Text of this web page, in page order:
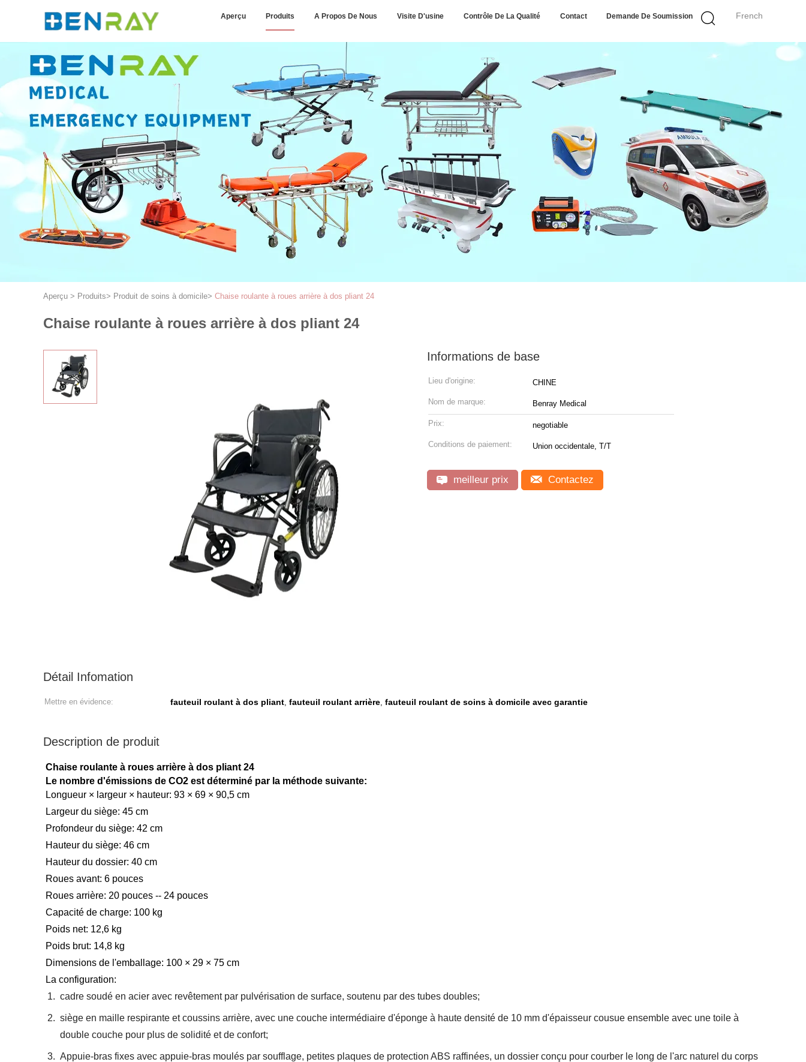
French
Aperçu Produits A Propos De Nous Visite D'usine Contrôle De La Qualité Contact Demande De Soumission
Aperçu > Produits> Produit de soins à domicile> Chaise roulante à roues arrière à dos pliant 24
Chaise roulante à roues arrière à dos pliant 24
Informations de base
Lieu d'origine: CHINE
Nom de marque: Benray Medical
Prix: negotiable
Conditions de paiement: Union occidentale, T/T
meilleur prix Contactez
Détail Infomation
Mettre en évidence: fauteuil roulant à dos pliant, fauteuil roulant arrière, fauteuil roulant de soins à domicile avec garantie
Description de produit
Chaise roulante à roues arrière à dos pliant 24
Le nombre d'émissions de CO2 est déterminé par la méthode suivante:
Longueur × largeur × hauteur: 93 × 69 × 90,5 cm
Largeur du siège: 45 cm
Profondeur du siège: 42 cm
Hauteur du siège: 46 cm
Hauteur du dossier: 40 cm
Roues avant: 6 pouces
Roues arrière: 20 pouces -- 24 pouces
Capacité de charge: 100 kg
Poids net: 12,6 kg
Poids brut: 14,8 kg
Dimensions de l'emballage: 100 × 29 × 75 cm
La configuration:
cadre soudé en acier avec revêtement par pulvérisation de surface, soutenu par des tubes doubles;
siège en maille respirante et coussins arrière, avec une couche intermédiaire d'éponge à haute densité de 10 mm d'épaisseur cousue ensemble avec une toile à
double couche pour plus de solidité et de confort;
Appuie-bras fixes avec appuie-bras moulés par soufflage, petites plaques de protection ABS raffinées, un dossier conçu pour courber le long de l'arc naturel du corps